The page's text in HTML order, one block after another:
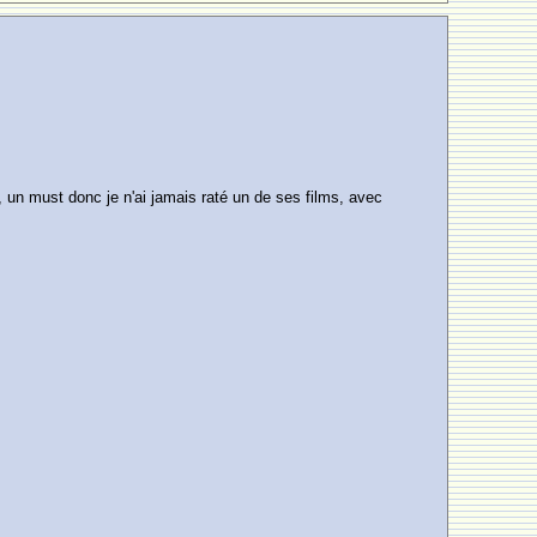
must donc je n'ai jamais raté un de ses films, avec